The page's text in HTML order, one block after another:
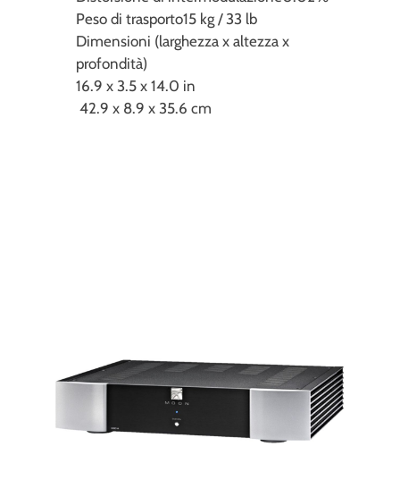
Peso di trasporto15 kg / 33 lb
Dimensioni (larghezza x altezza x
profondità)
16.9 x 3.5 x 14.0 in
42.9 x 8.9 x 35.6 cm